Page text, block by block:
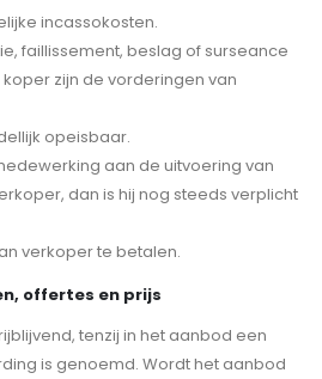
incassokosten.
faillissement, beslag of surseance
zijn de vorderingen van
opeisbaar.
aan de uitvoering van
dan is hij nog steeds verplicht
verkoper te betalen.
offertes en prijs
tenzij in het aanbod een
is genoemd. Wordt het aanbod